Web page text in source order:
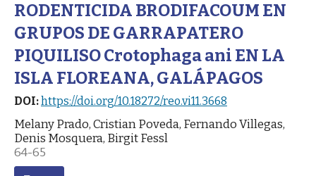
RODENTICIDA BRODIFACOUM EN
GRUPOS DE GARRAPATERO
PIQUILISO Crotophaga ani EN LA
ISLA FLOREANA, GALÁPAGOS
DOI:https://doi.org/10.18272/reo.vi11.3668
Melany Prado, Cristian Poveda, Fernando Villegas,
Denis Mosquera, Birgit Fessl
64-65